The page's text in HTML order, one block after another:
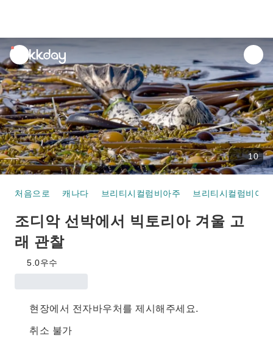
unread
notifications
10
처음으로 캐나다 브리티시컬럼비아주 브리티시컬럼비아
조디악 선박에서 빅토리아 겨울 고
래 관찰
5.0우수
현장에서 전자바우처를 제시해주세요.
취소 불가